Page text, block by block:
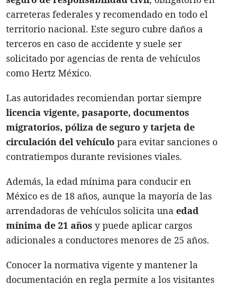
carreteras federales y recomendado en todo el
territorio nacional. Este seguro cubre daños a
terceros en caso de accidente y suele ser
solicitado por agencias de renta de vehículos
como Hertz México.
Las autoridades recomiendan portar siempre
licencia vigente, pasaporte, documentos
migratorios, póliza de seguro y tarjeta de
circulación del vehículo para evitar sanciones o
contratiempos durante revisiones viales.
Además, la edad mínima para conducir en
México es de 18 años, aunque la mayoría de las
arrendadoras de vehículos solicita una edad
mínima de 21 años y puede aplicar cargos
adicionales a conductores menores de 25 años.
Conocer la normativa vigente y mantener la
documentación en regla permite a los visitantes